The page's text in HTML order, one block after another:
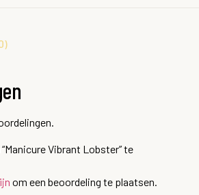
Vibrant Lobster” te
om een beoordeling te plaatsen.